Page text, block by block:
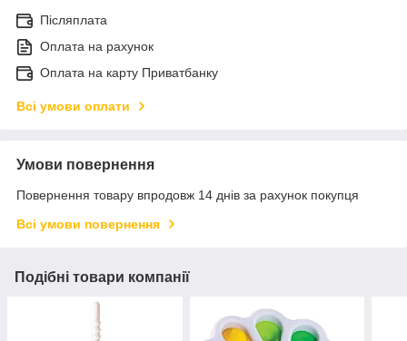
Післяплата
Оплата на рахунок
Оплата на карту Приватбанку
Всі умови оплати
Умови повернення
Повернення товару впродовж 14 днів за рахунок покупця
Всі умови повернення
Подібні товари компанії